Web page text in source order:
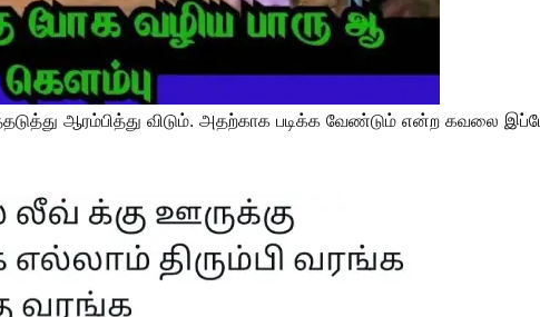
ஆரம்பித்து விடும். அதற்காக படிக்க வேண்டும் என்ற கவலை